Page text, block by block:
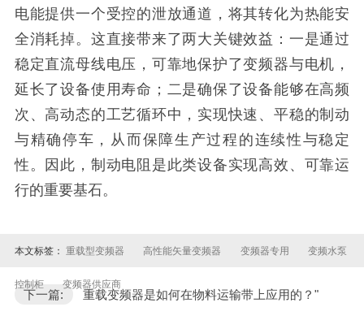
电能提供一个受控的泄放通道，将其转化为热能安
全消耗掉。这直接带来了两大关键效益：一是通过
稳定直流母线电压，可靠地保护了变频器与电机，
延长了设备使用寿命；二是确保了设备能够在高频
次、高动态的工艺循环中，实现快速、平稳的制动
与精确停车，从而保障生产过程的连续性与稳定
性。因此，制动电阻是此类设备实现高效、可靠运
行的重要基石。
本文标签： 重载型变频器 高性能矢量变频器 变频器专用 变频水泵
控制柜 变频器供应商
下一篇: 重载变频器是如何在物料运输带上应用的？"